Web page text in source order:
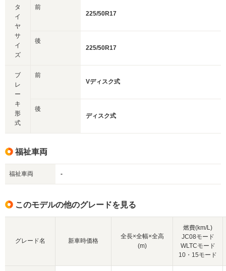
タ
イ
ヤ
サ
イ
ズ
前
225/50R17
後
225/50R17
ブ
レ
ー
キ
形
式
前
Vディスク式
後
ディスク式
福祉車両
福祉車両 -
このモデルの他のグレードを見る
グレード名 新車時価格
全長×全幅×全高
(m)
燃費(km/L)
JC08モード
WLTCモード
10・15モード